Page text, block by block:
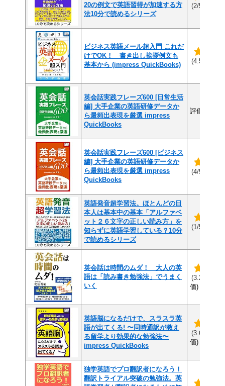
20の例文で英語習得が加速する方
法10分で読めるシリーズ
(2/5)
ビジネス英語メール超入門 これだ
けでOK！ 書き出し挨拶例文も
基本から (impress QuickBooks)
(4.5/5)
英会話実践フレーズ600 [日常生活
編] 大手企業の英語研修データか
ら最頻出表現を厳選 impress
QuickBooks
評価なし
英会話実践フレーズ600 [ビジネス
編] 大手企業の英語研修データか
ら最頻出表現を厳選 impress
QuickBooks
(4/5)
英語発音超学習法。ほとんどの日
本人は基本中の基本「アルファベ
ット２６文字の正しい読み方」を
知らずに英語学習している？10分
で読めるシリーズ
(1/5)
英会話は時間のムダ！ 大人の英
語は「読み書き勉強法」でうまく
いく
(3.2/5)
価)
英語脳になるだけで、スラスラ英
語が出てくる! 〜同時通訳が教え
る留学より効果的な勉強法〜
impress QuickBooks
(3.6/5)
価)
独学英語でプロ翻訳者になろう！
翻訳トライアル突破の勉強法。英